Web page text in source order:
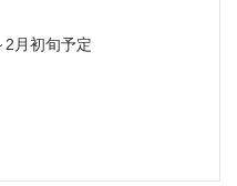
2月初旬予定